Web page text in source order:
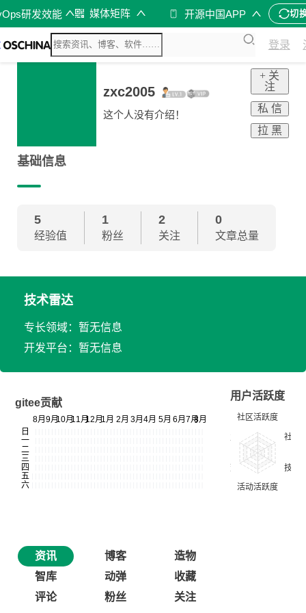
研发效能 媒体矩阵 开源中国APP 切
登录
zxc2005
这个人没有介绍！
+ 关
注
私 信
拉 黑
基础信息
5
经验值
1
粉丝
2
关注
0
文章总量
技术雷达
专长领域：暂无信息
开发平台：暂无信息
gitee贡献
用户活跃度
资讯 博客
造物
智库
动弹
收藏
评论
粉丝 关注